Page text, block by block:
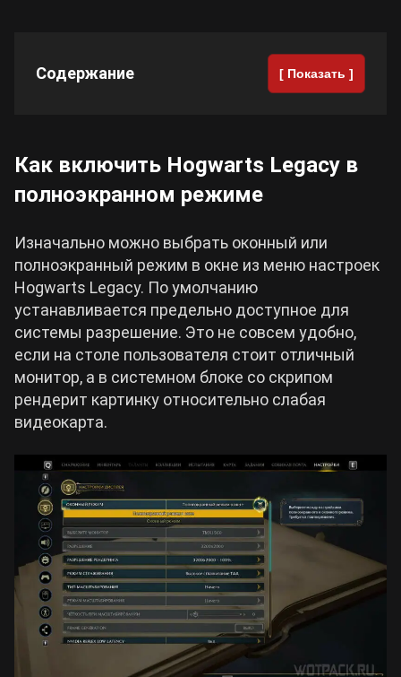
Содержание [ Показать ]
Как включить Hogwarts Legacy в
полноэкранном режиме
Изначально можно выбрать оконный или
полноэкранный режим в окне из меню настроек
Hogwarts Legacy. По умолчанию
устанавливается предельно доступное для
системы разрешение. Это не совсем удобно,
если на столе пользователя стоит отличный
монитор, а в системном блоке со скрипом
рендерит картинку относительно слабая
видеокарта.